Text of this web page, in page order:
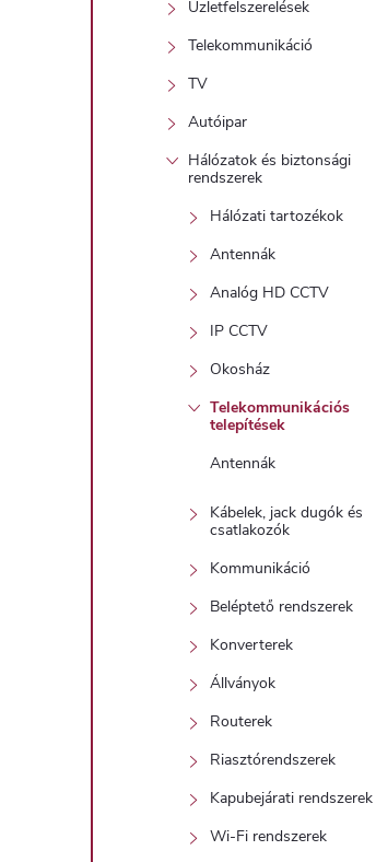
Üzletfelszerelések
Telekommunikáció
TV
Autóipar
Hálózatok és biztonsági
rendszerek
Hálózati tartozékok
Antennák
Analóg HD CCTV
IP CCTV
Okosház
Telekommunikációs
telepítések
Antennák
Kábelek, jack dugók és
csatlakozók
Kommunikáció
Beléptető rendszerek
Konverterek
Állványok
Routerek
Riasztórendszerek
Kapubejárati rendszerek
Wi-Fi rendszerek